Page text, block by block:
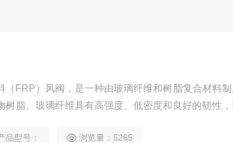
（FRP）风阀，是一种由玻璃纤维和树脂复合材料
树脂。玻璃纤维具有高强度、低密度和良好的韧性
品型号： 浏览量：5265